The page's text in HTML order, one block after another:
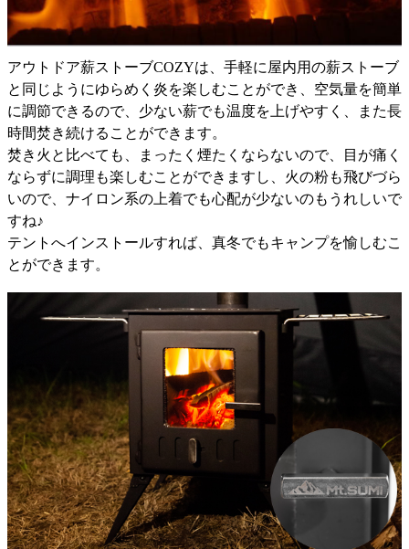
アウトドア薪ストーブCOZYは、手軽に屋内用の薪ストーブ
と同じようにゆらめく炎を楽しむことができ、空気量を簡単
に調節できるので、少ない薪でも温度を上げやすく、また長
時間焚き続けることができます。
焚き火と比べても、まったく煙たくならないので、目が痛く
ならずに調理も楽しむことができますし、火の粉も飛びづら
いので、ナイロン系の上着でも心配が少ないのもうれしいで
すね♪
テントへインストールすれば、真冬でもキャンプを愉しむこ
とができます。